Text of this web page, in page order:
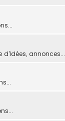
d'idées, annonces...